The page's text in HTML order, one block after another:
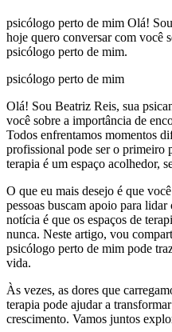
psicólogo perto de mim Olá!
hoje quero conversar com você
psicólogo perto de mim.
psicólogo perto de mim
Olá! Sou Beatriz Reis, sua
você sobre a importância de
Todos enfrentamos momentos
profissional pode ser o primeiro
terapia é um espaço acolhedor,
O que eu mais desejo é que
pessoas buscam apoio para
notícia é que os espaços de
nunca. Neste artigo, vou
psicólogo perto de mim pode
vida.
Às vezes, as dores que
terapia pode ajudar a
crescimento. Vamos juntos